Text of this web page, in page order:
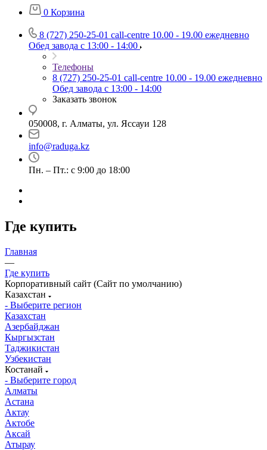
0 Корзина
8 (727) 250-25-01 call-centre 10.00 - 19.00 ежедневно
Обед завода с 13:00 - 14:00
Телефоны
8 (727) 250-25-01 call-centre 10.00 - 19.00 ежедневно
Обед завода с 13:00 - 14:00
Заказать звонок
050008, г. Алматы, ул. Яссауи 128
info@raduga.kz
Пн. – Пт.: с 9:00 до 18:00
Где купить
Главная
—
Где купить
Корпоративный сайт (Сайт по умолчанию)
Казахстан
- Выберите регион
Казахстан
Азербайджан
Кыргызстан
Таджикистан
Узбекистан
Костанай
- Выберите город
Алматы
Астана
Актау
Актобе
Аксай
Атырау